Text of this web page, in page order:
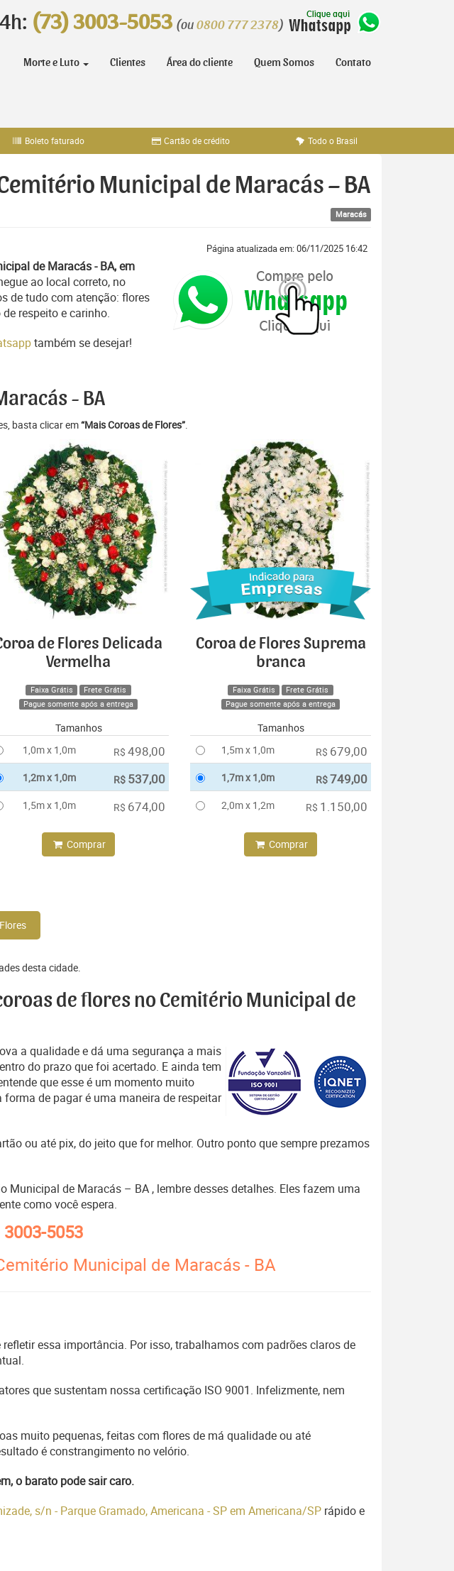
(73) 3003-5053 (ou 0800 777 2378)
Morte e Luto Clientes Área do cliente Quem Somos Contato
Boleto faturado Cartão de crédito Todo o Brasil
Municipal de Maracás – BA
Maracás
Página atualizada em: 06/11/2025 16:42
de Maracás - BA, em
ao local correto, no
de tudo com atenção: flores
respeito e carinho.
também se desejar!
- BA
basta clicar em“Mais Coroas de Flores”.
de Flores Delicada
Vermelha
Faixa Grátis
Frete Grátis
Pague somente após a entrega
Tamanhos
1,0m x 1,0m
R$ 498,00
1,2m x 1,0m R$ 537,00
1,5m x 1,0m R$ 674,00
Comprar
Coroa de Flores Suprema
branca
Faixa Grátis
Frete Grátis
Pague somente após a entrega
Tamanhos
1,5m x 1,0m
R$ 679,00
1,7m x 1,0m R$749,00
2,0m x 1,2m R$ 1.150,00
Comprar
desta cidade.
de flores no Cemitério Municipal de
a qualidade e dá uma segurança a mais
do prazo que foi acertado. E ainda tem
que esse é um momento muito
de pagar é uma maneira de respeitar
ou até pix, do jeito que for melhor. Outro ponto que sempre prezamos
de Maracás – BA , lembre desses detalhes. Eles fazem uma
como você espera.
5053
Municipal de Maracás - BA
essa importância. Por isso, trabalhamos com padrões claros de
que sustentam nossa certificação ISO 9001. Infelizmente, nem
muito pequenas, feitas com flores de má qualidade ou até
é constrangimento no velório.
o barato pode sair caro.
s/n - Parque Gramado, Americana - SP em Americana/SP rápido e